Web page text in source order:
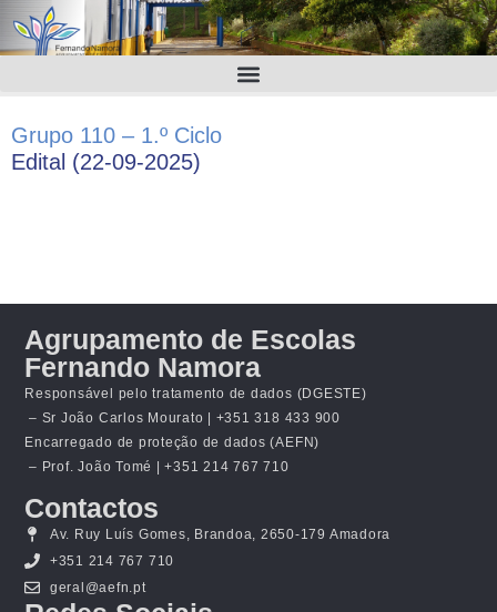
Grupo 110 – 1.º Ciclo
Edital (22-09-2025)
Agrupamento de Escolas
Fernando Namora
Responsável pelo tratamento de dados (DGESTE)
– Sr João Carlos Mourato | +351 318 433 900
Encarregado de proteção de dados (AEFN)
– Prof. João Tomé | +351 214 767 710
Contactos
Av. Ruy Luís Gomes, Brandoa, 2650-179 Amadora
+351 214 767 710
geral@aefn.pt